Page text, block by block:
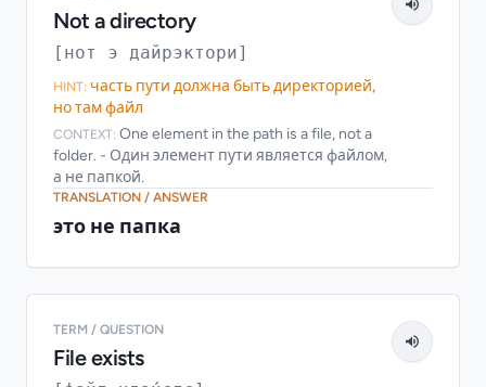
Not a directory
[нот э дайрэктори]
HINT: часть пути должна быть директорией,
но там файл
CONTEXT: One element in the path is a file, not a
folder. - Один элемент пути является файлом,
а не папкой.
TRANSLATION / ANSWER
это не папка
TERM / QUESTION
File exists